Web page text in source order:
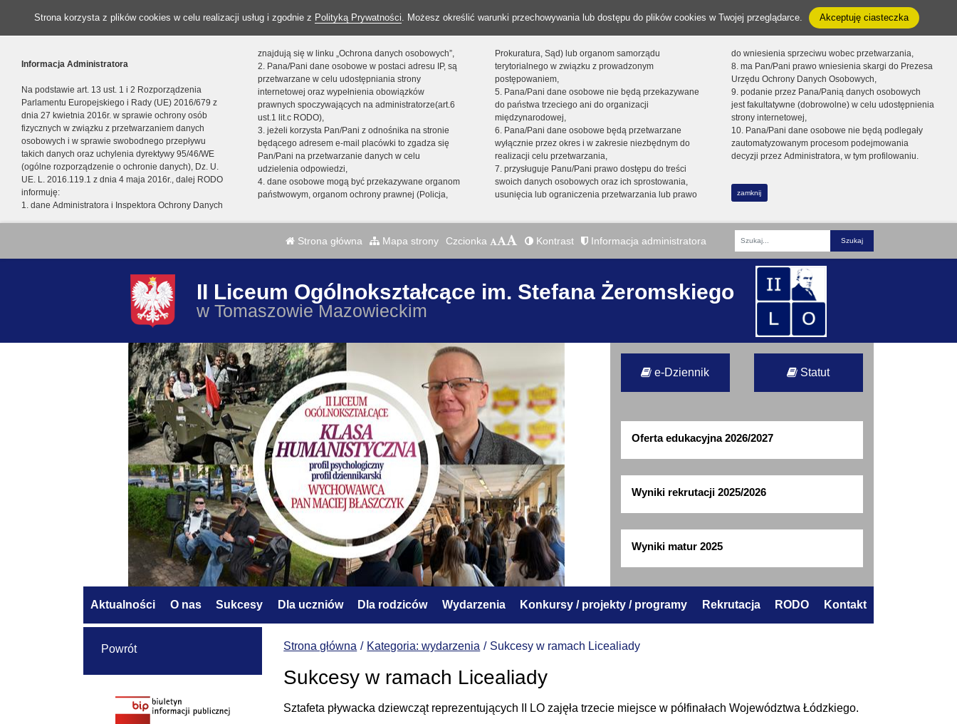
Strona korzysta z plików cookies w celu realizacji usług i zgodnie z Polityką Prywatności. Możesz określić warunki przechowywania lub dostępu do plików cookies w Twojej przeglądarce. Akceptuję ciasteczka
Informacja Administratora
Na podstawie art. 13 ust. 1 i 2 Rozporządzenia
Parlamentu Europejskiego i Rady (UE) 2016/679 z
dnia 27 kwietnia 2016r. w sprawie ochrony osób
fizycznych w związku z przetwarzaniem danych
osobowych i w sprawie swobodnego przepływu
takich danych oraz uchylenia dyrektywy 95/46/WE
(ogólne rozporządzenie o ochronie danych), Dz. U.
UE. L. 2016.119.1 z dnia 4 maja 2016r., dalej RODO
informuję:
1. dane Administratora i Inspektora Ochrony Danych
znajdują się w linku „Ochrona danych osobowych”,
2. Pana/Pani dane osobowe w postaci adresu IP, są
przetwarzane w celu udostępniania strony
internetowej oraz wypełnienia obowiązków
prawnych spoczywających na administratorze(art.6
ust.1 lit.c RODO),
3. jeżeli korzysta Pan/Pani z odnośnika na stronie
będącego adresem e-mail placówki to zgadza się
Pan/Pani na przetwarzanie danych w celu
udzielenia odpowiedzi,
4. dane osobowe mogą być przekazywane organom
państwowym, organom ochrony prawnej (Policja,
Prokuratura, Sąd) lub organom samorządu
terytorialnego w związku z prowadzonym
postępowaniem,
5. Pana/Pani dane osobowe nie będą przekazywane
do państwa trzeciego ani do organizacji
międzynarodowej,
6. Pana/Pani dane osobowe będą przetwarzane
wyłącznie przez okres i w zakresie niezbędnym do
realizacji celu przetwarzania,
7. przysługuje Panu/Pani prawo dostępu do treści
swoich danych osobowych oraz ich sprostowania,
usunięcia lub ograniczenia przetwarzania lub prawo
do wniesienia sprzeciwu wobec przetwarzania,
8. ma Pan/Pani prawo wniesienia skargi do Prezesa
Urzędu Ochrony Danych Osobowych,
9. podanie przez Pana/Panią danych osobowych
jest fakultatywne (dobrowolne) w celu udostępnienia
strony internetowej,
10. Pana/Pani dane osobowe nie będą podlegały
zautomatyzowanym procesom podejmowania
decyzji przez Administratora, w tym profilowaniu.
zamknij
Strona główna Mapa strony Czcionka Kontrast Informacja administratora
Fraza
II Liceum Ogólnokształcące im. Stefana Żeromskiego
w Tomaszowie Mazowieckim
e-Dziennik Statut
Oferta edukacyjna 2026/2027
Wyniki rekrutacji 2025/2026
Wyniki matur 2025
Aktualności O nas Sukcesy Dla uczniów Dla rodziców Wydarzenia Konkursy / projekty / programy Rekrutacja RODO Kontakt
Strona główna Kategoria: wydarzenia Sukcesy w ramach Licealiady
Sukcesy w ramach Licealiady
Sztafeta pływacka dziewcząt reprezentujących II LO zajęła trzecie miejsce w półfinałach Województwa Łódzkiego.
Powrót